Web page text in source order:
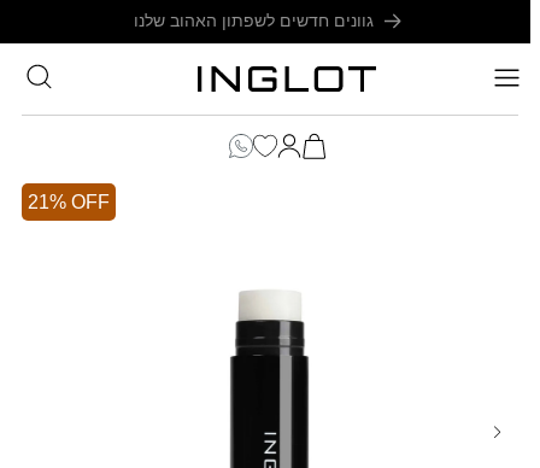
CONTENT
משלוח חינם בקנייה מעל 199₪
כניסה
הקניות
21% OFF